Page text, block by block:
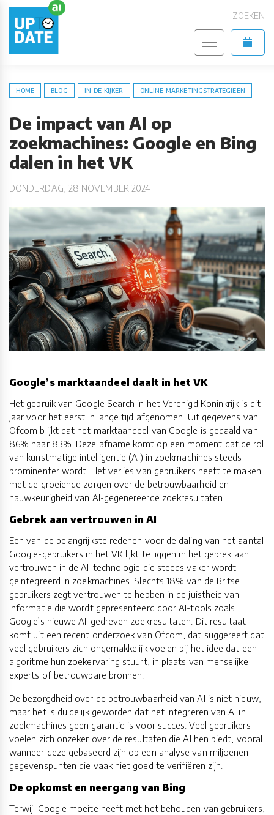
ZOEKEN
HOME BLOG IN-DE-KIJKER ONLINE-MARKETINGSTRATEGIEËN
De impact van AI op
zoekmachines: Google en Bing
dalen in het VK
DONDERDAG, 28 NOVEMBER 2024
Google’s marktaandeel daalt in het VK
Het gebruik van Google Search in het Verenigd Koninkrijk is dit
jaar voor het eerst in lange tijd afgenomen. Uit gegevens van
Ofcom blijkt dat het marktaandeel van Google is gedaald van
86% naar 83%. Deze afname komt op een moment dat de rol
van kunstmatige intelligentie (AI) in zoekmachines steeds
prominenter wordt. Het verlies van gebruikers heeft te maken
met de groeiende zorgen over de betrouwbaarheid en
nauwkeurigheid van AI-gegenereerde zoekresultaten.
Gebrek aan vertrouwen in AI
Een van de belangrijkste redenen voor de daling van het aantal
Google-gebruikers in het VK lijkt te liggen in het gebrek aan
vertrouwen in de AI-technologie die steeds vaker wordt
geïntegreerd in zoekmachines. Slechts 18% van de Britse
gebruikers zegt vertrouwen te hebben in de juistheid van
informatie die wordt gepresenteerd door AI-tools zoals
Google’s nieuwe AI-gedreven zoekresultaten. Dit resultaat
komt uit een recent onderzoek van Ofcom, dat suggereert dat
veel gebruikers zich ongemakkelijk voelen bij het idee dat een
algoritme hun zoekervaring stuurt, in plaats van menselijke
experts of betrouwbare bronnen.
De bezorgdheid over de betrouwbaarheid van AI is niet nieuw,
maar het is duidelijk geworden dat het integreren van AI in
zoekmachines geen garantie is voor succes. Veel gebruikers
voelen zich onzeker over de resultaten die AI hen biedt, vooral
wanneer deze gebaseerd zijn op een analyse van miljoenen
gegevenspunten die vaak niet goed te verifiëren zijn.
De opkomst en neergang van Bing
Terwijl Google moeite heeft met het behouden van gebruikers,